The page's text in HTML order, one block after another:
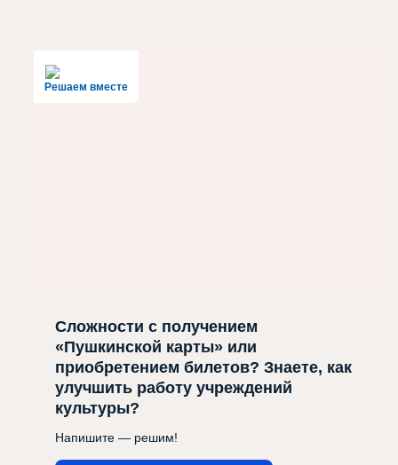
Решаем вместе
Сложности с получением
«Пушкинской карты» или
приобретением билетов? Знаете, как
улучшить работу учреждений
культуры?
Напишите — решим!